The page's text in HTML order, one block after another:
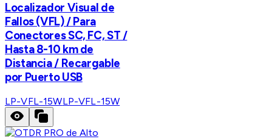
Localizador Visual de
Fallos (VFL) / Para
Conectores SC, FC, ST /
Hasta 8-10 km de
Distancia / Recargable
por Puerto USB
LP-VFL-15WLP-VFL-15W